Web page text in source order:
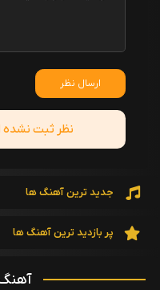
ارسال نظر
نظر ثبت نشده
جدید ترین آهنگ ها
پر بازدید ترین آهنگ ها